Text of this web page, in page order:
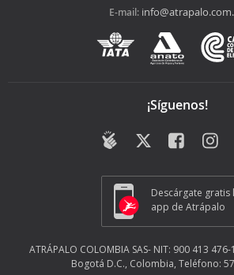
E-mail:
¡Síguenos!
Descárgate gratis
app de Atrápalo
ATRÁPALO COLOMBIA SAS- NIT: 900 413
Bogotá D.C., Colombia, Teléfono: